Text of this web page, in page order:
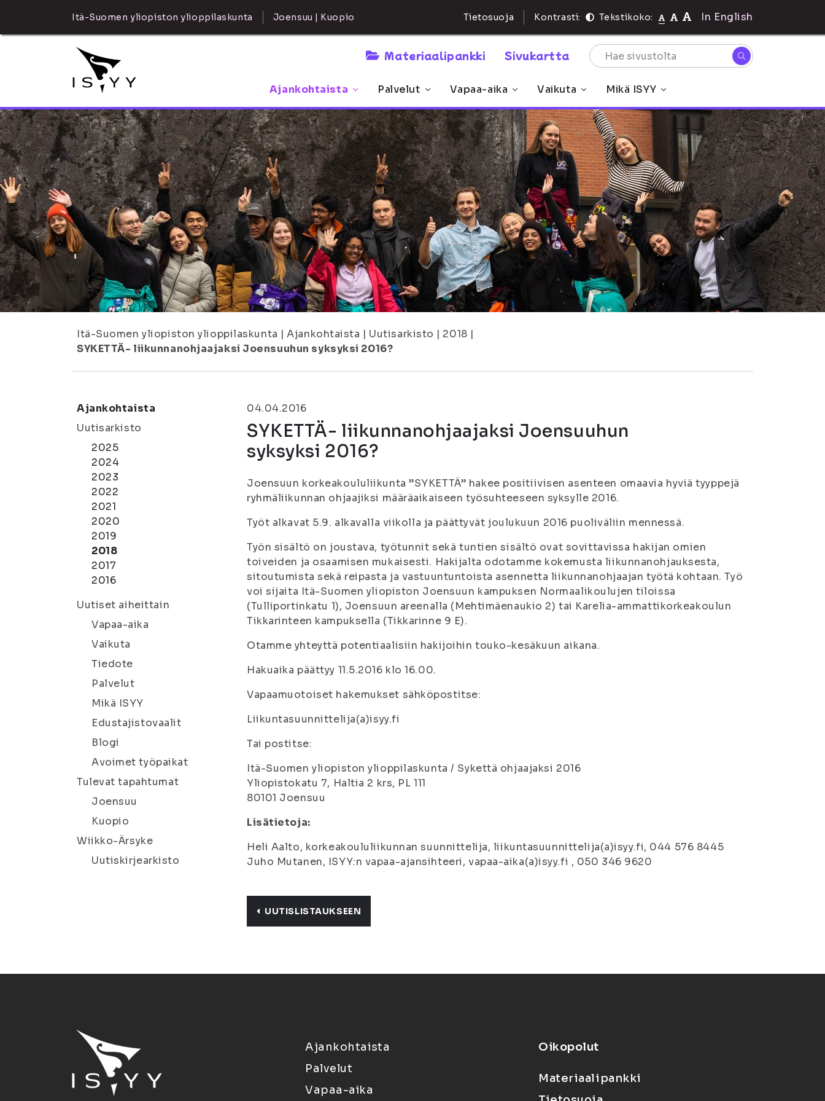
Itä-Suomen yliopiston ylioppilaskunta Joensuu | Kuopio Tietosuoja Kontrasti: Tekstikoko: In English
Materiaalipankki Sivukartta
Ajankohtaista Palvelut Vapaa-aika Vaikuta Mikä ISYY
Itä-Suomen yliopiston ylioppilaskunta | Ajankohtaista | Uutisarkisto | 2018 |
SYKETTÄ- liikunnanohjaajaksi Joensuuhun syksyksi 2016?
Ajankohtaista
Uutisarkisto
2025
2024
2023
2022
2021
2020
2019
2018
2017
2016
Uutiset aiheittain
Vapaa-aika
Vaikuta
Tiedote
Palvelut
Mikä ISYY
Edustajistovaalit
Blogi
Avoimet työpaikat
Tulevat tapahtumat
Joensuu
Kuopio
Wiikko-Ärsyke
Uutiskirjearkisto
04.04.2016
SYKETTÄ- liikunnanohjaajaksi Joensuuhun
syksyksi 2016?
Joensuun korkeakoululiikunta ”SYKETTÄ” hakee positiivisen asenteen omaavia hyviä tyyppejä
ryhmäliikunnan ohjaajiksi määräaikaiseen työsuhteeseen syksylle 2016.
Työt alkavat 5.9. alkavalla viikolla ja päättyvät joulukuun 2016 puoliväliin mennessä.
Työn sisältö on joustava, työtunnit sekä tuntien sisältö ovat sovittavissa hakijan omien
toiveiden ja osaamisen mukaisesti. Hakijalta odotamme kokemusta liikunnanohjauksesta,
sitoutumista sekä reipasta ja vastuuntuntoista asennetta liikunnanohjaajan työtä kohtaan. Työ
voi sijaita Itä-Suomen yliopiston Joensuun kampuksen Normaalikoulujen tiloissa
(Tulliportinkatu 1), Joensuun areenalla (Mehtimäenaukio 2) tai Karelia-ammattikorkeakoulun
Tikkarinteen kampuksella (Tikkarinne 9 E).
Otamme yhteyttä potentiaalisiin hakijoihin touko-kesäkuun aikana.
Hakuaika päättyy 11.5.2016 klo 16.00.
Vapaamuotoiset hakemukset sähköpostitse:
Liikuntasuunnittelija(a)isyy.fi
Tai postitse:
Itä-Suomen yliopiston ylioppilaskunta / Sykettä ohjaajaksi 2016
Yliopistokatu 7, Haltia 2 krs, PL 111
80101 Joensuu
Lisätietoja:
Heli Aalto, korkeakoululiikunnan suunnittelija, liikuntasuunnittelija(a)isyy.fi, 044 576 8445
Juho Mutanen, ISYY:n vapaa-ajansihteeri, vapaa-aika(a)isyy.fi , 050 346 9620
UUTISLISTAUKSEEN
Ajankohtaista
Palvelut
Vapaa-aika
Oikopolut
Materiaalipankki